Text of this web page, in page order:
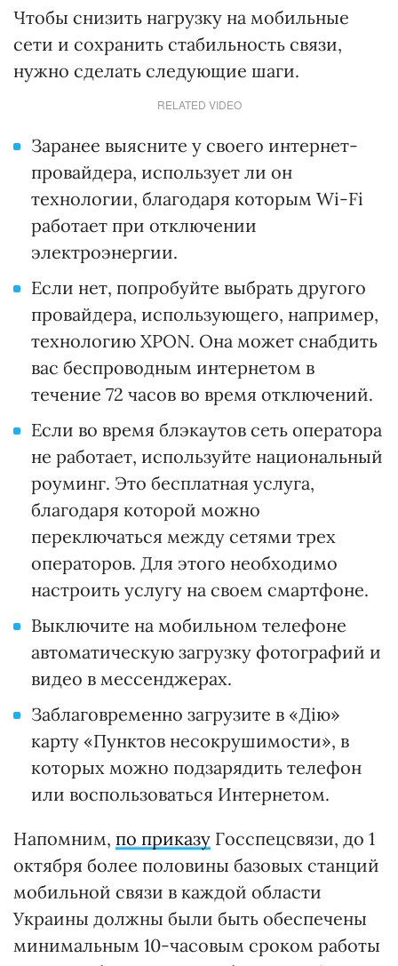
Чтобы снизить нагрузку на мобильные
сети и сохранить стабильность связи,
нужно сделать следующие шаги.
RELATED VIDEO
Заранее выясните у своего интернет-
провайдера, использует ли он
технологии, благодаря которым Wi-Fi
работает при отключении
электроэнергии.
Если нет, попробуйте выбрать другого
провайдера, использующего, например,
технологию XPON. Она может снабдить
вас беспроводным интернетом в
течение 72 часов во время отключений.
Если во время блэкаутов сеть оператора
не работает, используйте национальный
роуминг. Это бесплатная услуга,
благодаря которой можно
переключаться между сетями трех
операторов. Для этого необходимо
настроить услугу на своем смартфоне.
Выключите на мобильном телефоне
автоматическую загрузку фотографий и
видео в мессенджерах.
Заблаговременно загрузите в «Дію»
карту «Пунктов несокрушимости», в
которых можно подзарядить телефон
или воспользоваться Интернетом.
Напомним, по приказу Госспецсвязи, до 1
октября более половины базовых станций
мобильной связи в каждой области
Украины должны были быть обеспечены
минимальным 10-часовым сроком работы